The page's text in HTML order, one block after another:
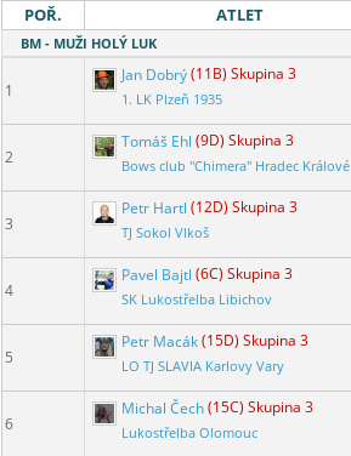
POŘ.
ATLET
BM - MUŽI HOLÝ LUK
1
Jan Dobrý(11B) Skupina 3
1. LK Plzeň 1935
2
Tomáš Ehl (9D) Skupina 3
Bows club "Chimera" Hradec Králové
3
Petr Hartl (12D) Skupina 3
TJ Sokol Vlkoš
4
Pavel Bajtl (6C) Skupina 3
SK Lukostřelba Libichov
5
Petr Macák(15D) Skupina 3
LO TJ SLAVIA Karlovy Vary
6
Michal Čech(15C) Skupina 3
Lukostřelba Olomouc